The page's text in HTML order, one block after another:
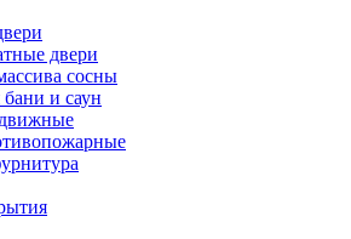
двери
сосны
и саун